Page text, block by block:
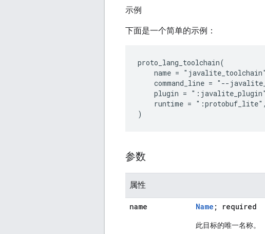
示例
下面是一个简单的示例：
proto_lang_toolchain(
name =
command_line = "--
plugin =
    runtime = ":protobuf_lite",
参数
属性
name Name ; required
此目标的唯一名称。